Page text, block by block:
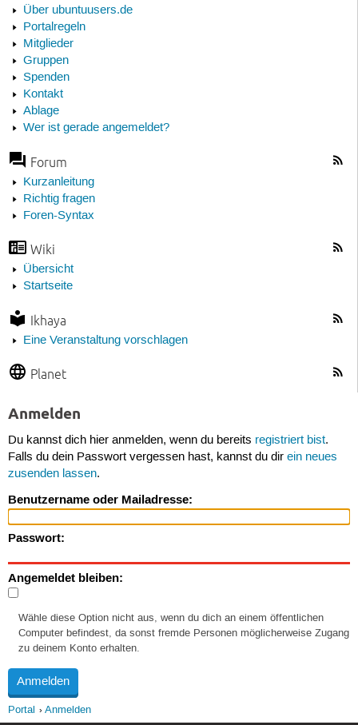
Über ubuntuusers.de
Portalregeln
Mitglieder
Gruppen
Spenden
Kontakt
Ablage
Wer ist gerade angemeldet?
Forum
Kurzanleitung
Richtig fragen
Foren-Syntax
Wiki
Übersicht
Startseite
Ikhaya
Eine Veranstaltung vorschlagen
Planet
Anmelden
Du kannst dich hier anmelden, wenn du bereits registriert bist.
Falls du dein Passwort vergessen hast, kannst du dir ein neues
zusenden lassen.
Benutzername oder Mailadresse:
Passwort:
Angemeldet bleiben:
Wähle diese Option nicht aus, wenn du dich an einem öffentlichen
Computer befindest, da sonst fremde Personen möglicherweise Zugang
zu deinem Konto erhalten.
Portal Anmelden